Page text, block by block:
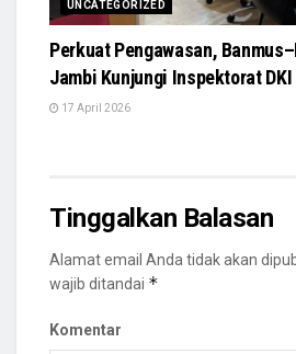
UNCATEGORIZED
Perkuat Pengawasan,
Jambi Kunjungi Inspektorat DKI
17 April 2026
Tinggalkan Balasan
Alamat email Anda tidak akan
wajib ditandai *
Komentar